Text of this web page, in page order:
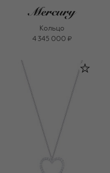
Кольцо
4 345 000 ₽